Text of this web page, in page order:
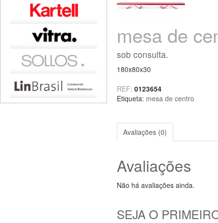
mesa de
sob consulta.
180x80x30
REF: 0123654
Etiqueta: mesa de centro
Avaliações (0)
Avaliações
Não há avaliações ainda.
SEJA O